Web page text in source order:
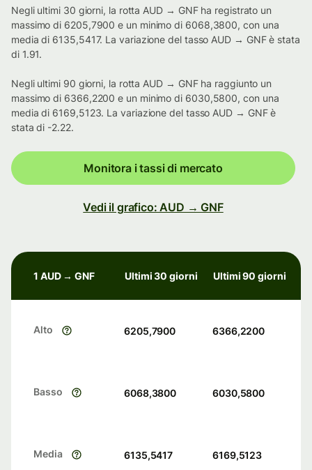
Negli ultimi 30 giorni, la rotta AUD → GNF ha registrato un
massimo di 6205,7900 e un minimo di 6068,3800, con una
media di 6135,5417. La variazione del tasso AUD → GNF è stata
di 1.91.
Negli ultimi 90 giorni, la rotta AUD → GNF ha raggiunto un
massimo di 6366,2200 e un minimo di 6030,5800, con una
media di 6169,5123. La variazione del tasso AUD → GNF è
stata di -2.22.
Monitora i tassi di mercato
Vedi il grafico: AUD → GNF
1 AUD → GNF Ultimi 30 giorni Ultimi 90 giorni
Alto 6205,7900 6366,2200
Basso 6068,3800 6030,5800
Media 6135,5417 6169,5123